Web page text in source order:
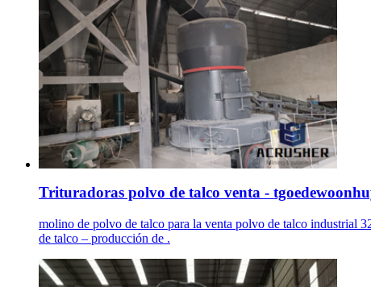
Trituradoras polvo de talco venta -
molino de polvo de talco para la venta polvo de talco industrial
de talco – producción de .